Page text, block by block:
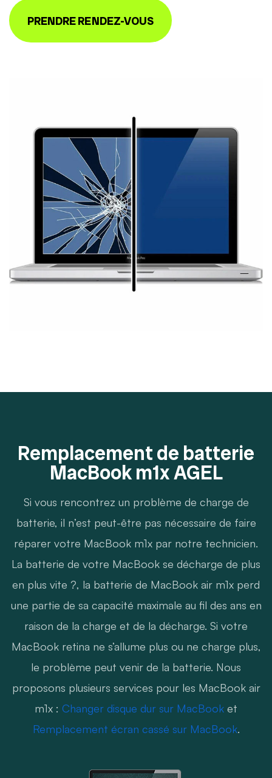
PRENDRE RENDEZ-VOUS
Remplacement de batterie
MacBook m1x AGEL
Si vous rencontrez un problème de charge de
batterie, il n’est peut-être pas nécessaire de faire
réparer votre MacBook m1x par notre technicien.
La batterie de votre MacBook se décharge de plus
en plus vite ?, la batterie de MacBook air m1x perd
une partie de sa capacité maximale au fil des ans en
raison de la charge et de la décharge. Si votre
MacBook retina ne s’allume plus ou ne charge plus,
le problème peut venir de la batterie. Nous
proposons plusieurs services pour les MacBook air
m1x : Changer disque dur sur MacBook et
Remplacement écran cassé sur MacBook.